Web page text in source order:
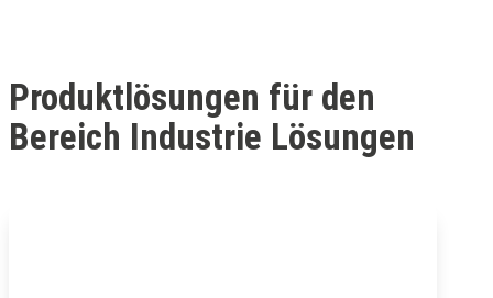
Produktlösungen für den
Bereich Industrie Lösungen